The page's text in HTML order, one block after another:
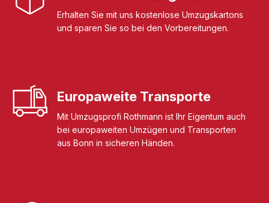
Erhalten Sie mit uns kostenlose Umzugskartons
und sparen Sie so bei den Vorbereitungen.
Europaweite Transporte
Mit Umzugsprofi Rothmann ist Ihr Eigentum auch
bei europaweiten Umzügen und Transporten
aus Bonn in sicheren Händen.